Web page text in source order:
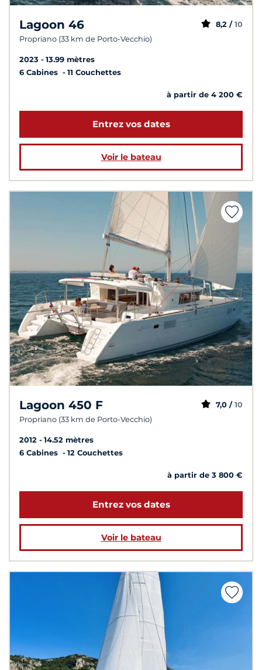
Lagoon 46
Propriano (33 km de Porto-Vecchio)
8,2 / 10
2023
13.99 mètres
6 Cabines
11 Couchettes
à partir de 4 200 €
Entrez vos dates
Voir le bateau
Lagoon 450 F
Propriano (33 km de Porto-Vecchio)
7,0 / 10
2012
14.52 mètres
6 Cabines
12 Couchettes
à partir de 3 800 €
Entrez vos dates
Voir le bateau